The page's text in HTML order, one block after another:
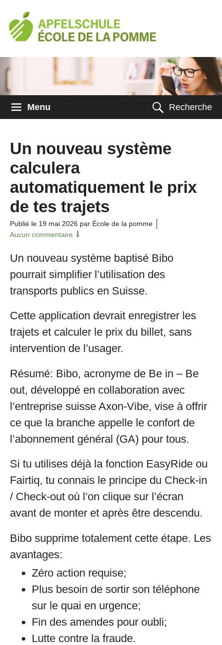
Menu Recherche
Un nouveau système
calculera
automatiquement le prix
de tes trajets
Publié le 19 mai 2026 par École de la pomme
Aucun commentaire
Un nouveau système baptisé Bibo
pourrait simplifier l’utilisation des
transports publics en Suisse.
Cette application devrait enregistrer les
trajets et calculer le prix du billet, sans
intervention de l’usager.
Résumé: Bibo, acronyme de Be in – Be
out, développé en collaboration avec
l’entreprise suisse Axon-Vibe, vise à offrir
ce que la branche appelle le confort de
l’abonnement général (GA) pour tous.
Si tu utilises déjà la fonction EasyRide ou
Fairtiq, tu connais le principe du Check-in
/ Check-out où l’on clique sur l’écran
avant de monter et après être descendu.
Bibo supprime totalement cette étape. Les
avantages:
Zéro action requise;
Plus besoin de sortir son téléphone
sur le quai en urgence;
Fin des amendes pour oubli;
Lutte contre la fraude.